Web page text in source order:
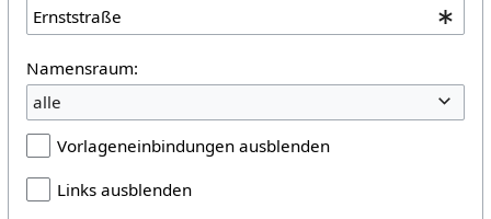
Namensraum:
alle
Vorlageneinbindungen ausblenden
Links ausblenden